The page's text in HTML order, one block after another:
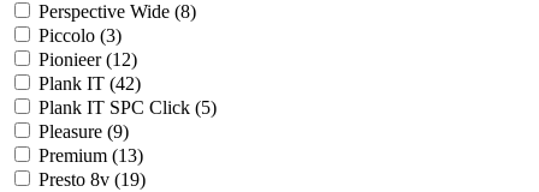
Perspective Wide (8)
Piccolo (3)
Pionieer (12)
Plank IT (42)
Plank IT SPC Click (5)
Pleasure (9)
Premium (13)
Presto 8v (19)